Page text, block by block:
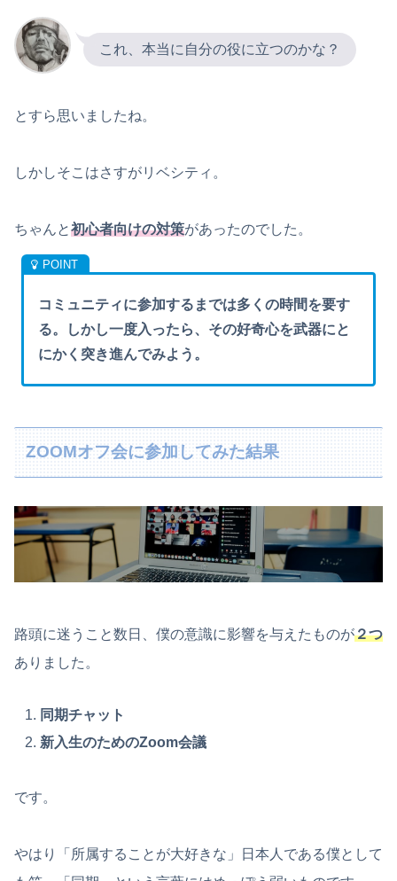
これ、本当に自分の役に立つのかな？
とすら思いましたね。
しかしそこはさすがリベシティ。
ちゃんと初心者向けの対策があったのでした。
コミュニティに参加するまでは多くの時間を要す
る。しかし一度入ったら、その好奇心を武器にと
にかく突き進んでみよう。
ZOOMオフ会に参加してみた結果
路頭に迷うこと数日、僕の意識に影響を与えたものが２つ
ありました。
同期チャット
新入生のためのZoom会議
です。
やはり「所属することが大好きな」日本人である僕として